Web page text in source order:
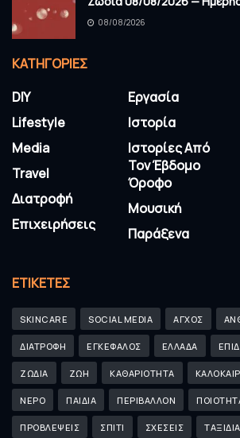
08/08/2026
KΑΤΗΓΟΡΊΕΣ
DIY
Lifestyle
Media
Travel
Διατροφή
Επιχειρήσεις
Εργασία
Ιστορία
Ιστορίες Από
Τον Έβδομο
Όροφο
Μουσική
Παράξενα
ΕΤΙΚΈΤΕΣ
SKINCARE SOCIAL MEDIA ΑΓΧΟΣ
ΔΙΑΤΡΟΦΗ ΕΓΚΕΦΑΛΟΣ ΕΛΛΑΔΑ
ΖΩΔΙΑ ΖΩΗ ΚΑΘΑΡΙΟΤΗΤΑ
ΝΕΡΟ ΠΑΙΔΙΑ ΠΕΡΙΒΑΛΛΟΝ
ΠΡΟΒΛΕΨΕΙΣ ΣΠΙΤΙ ΣΧΕΣΕΙΣ ΤΑΞΙΔΙΑ